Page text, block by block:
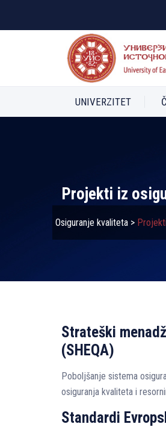
UNIVERZITET
Projekti iz
Osiguranje kvaliteta >
Strateški
(SHEQA)
Poboljšanje sistema
osiguranja kvaliteta i
Standardi